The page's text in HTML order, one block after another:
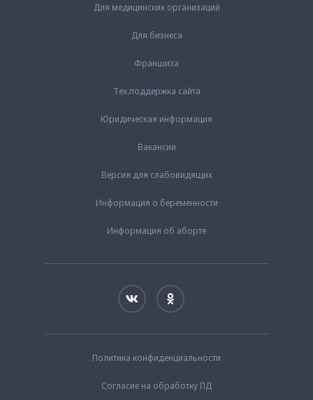
Для медицинских организаций
Для бизнеса
Франшиза
Тех.поддержка сайта
Юридическая информация
Вакансии
Версия для слабовидящих
Информация о беременности
Информация об аборте
Политика конфиденциальности
Согласие на обработку ПД